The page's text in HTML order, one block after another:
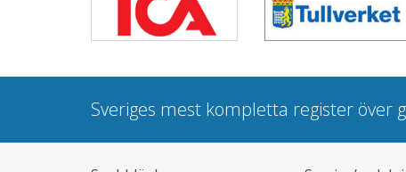
Sveriges mest kompletta register över